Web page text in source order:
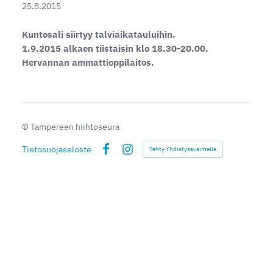
25.8.2015
Kuntosali siirtyy talviaikatauluihin.
1.9.2015 alkaen tiistaisin klo 18.30-20.00.
Hervannan ammattioppilaitos.
© Tampereen hiihtoseura
Tietosuojaseloste
Instagram
Tehty Yhdistysavaimella